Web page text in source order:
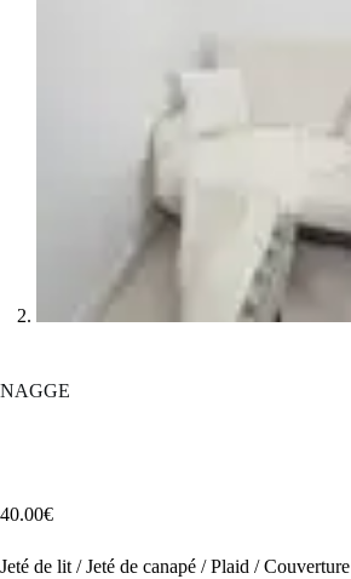
NAGGE
40.00€
Jeté de lit / Jeté de canapé / Plaid / Couverture